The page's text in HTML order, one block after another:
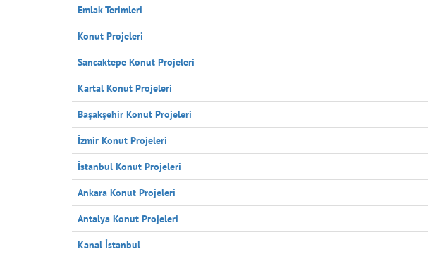
Emlak Terimleri
Konut Projeleri
Sancaktepe Konut Projeleri
Kartal Konut Projeleri
Başakşehir Konut Projeleri
İzmir Konut Projeleri
İstanbul Konut Projeleri
Ankara Konut Projeleri
Antalya Konut Projeleri
Kanal İstanbul